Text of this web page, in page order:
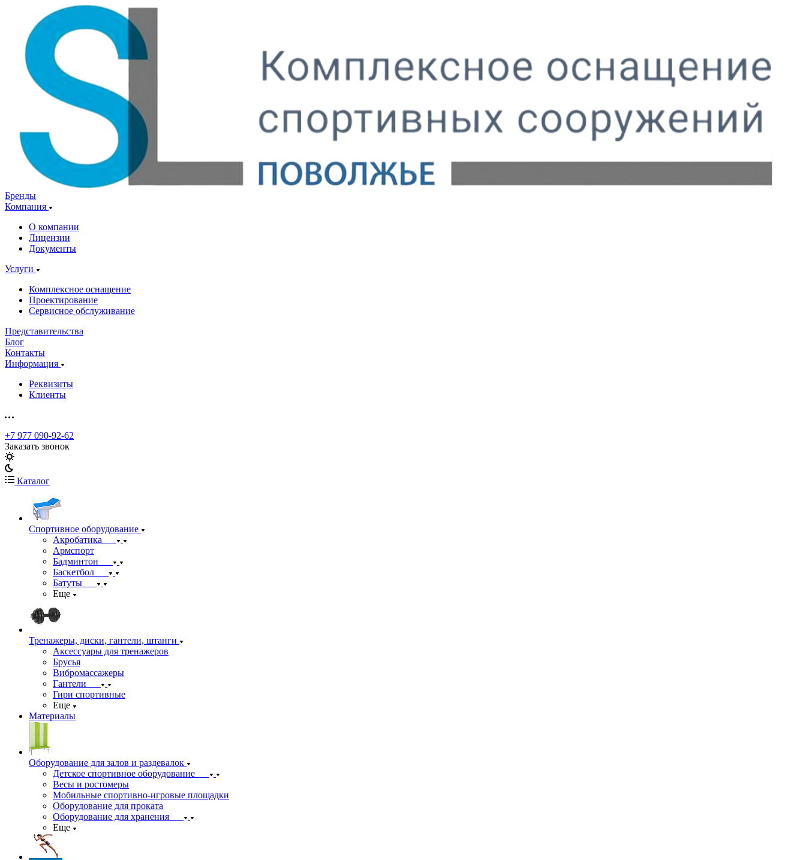
Бренды
Компания
О компании
Лицензии
Документы
Услуги
Комплексное оснащение
Проектирование
Сервисное обслуживание
Представительства
Блог
Контакты
Информация
Реквизиты
Клиенты
+7 977 090-92-62
Заказать звонок
Каталог
Спортивное оборудование
Акробатика
Армспорт
Бадминтон
Баскетбол
Батуты
Еще
Тренажеры, диски, гантели, штанги
Аксессуары для тренажеров
Брусья
Вибромассажеры
Гантели
Гири спортивные
Еще
Материалы
Оборудование для залов и раздевалок
Детское спортивное оборудование
Весы и ростомеры
Мобильные спортивно-игровые площадки
Оборудование для проката
Оборудование для хранения
Еще